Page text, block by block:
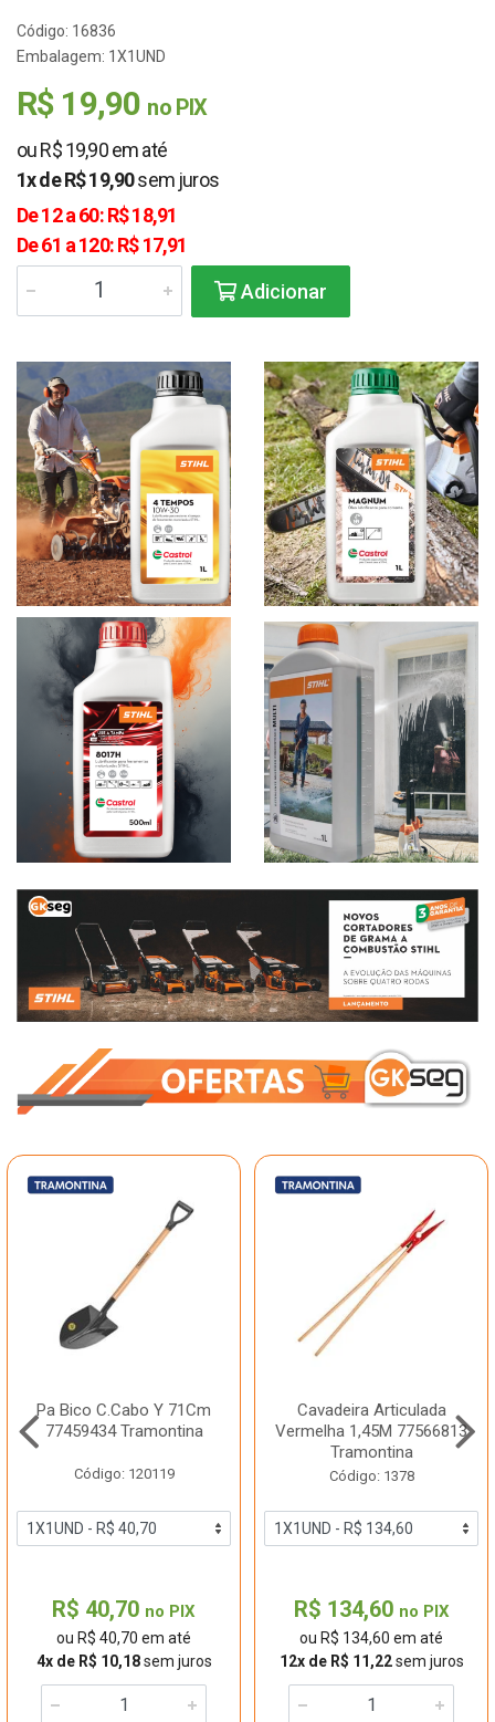
Código: 16836
Embalagem: 1X1UND
R$ 19,90 no PIX
ou R$ 19,90 em até
1x de R$ 19,90sem juros
De 12 a 60: R$ 18,91
De 61 a 120: R$ 17,91
Adicionar
Pa Bico C.Cabo Y 71Cm
77459434 Tramontina
Código: 120119
R$ 40,70 no PIX
ou R$ 40,70 em até
4x de R$ 10,18sem juros
Cavadeira Articulada
Vermelha 1,45M 77566813
Tramontina
Código: 1378
R$ 134,60 no PIX
ou R$ 134,60 em até
12x de R$ 11,22sem juros